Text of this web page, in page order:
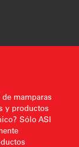
mamparas
y productos
Sólo ASI